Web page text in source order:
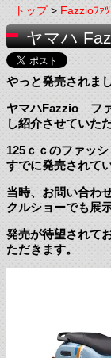
トップ>Fazzioﾌｧ
ヤマハ
やっと発売されま
ヤマハFazzio フ
し紹介させていた
125ｃｃのファッ
すでに発売されて
当時、お問い合わ
クルショーでも展
発売が待望されて
ただきます。